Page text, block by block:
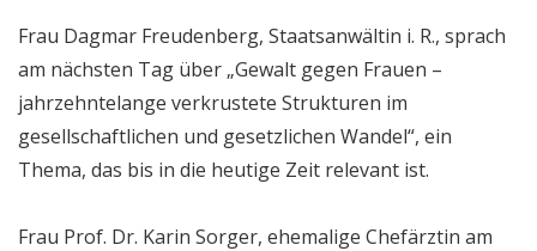
Frau Dagmar Freudenberg, Staatsanwältin i. R., sprach
am nächsten Tag über „Gewalt gegen Frauen –
jahrzehntelange verkrustete Strukturen im
gesellschaftlichen und gesetzlichen Wandel“, ein
Thema, das bis in die heutige Zeit relevant ist.
Frau Prof. Dr. Karin Sorger, ehemalige Chefärztin am